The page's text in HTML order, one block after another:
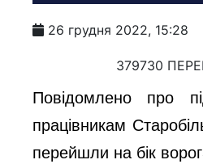
26 грудня 2022, 15:28
379730
Повідомлено про
працівникам
перейшли на бік